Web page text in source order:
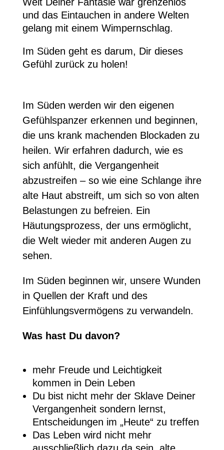
und das Eintauchen in andere Welten
gelang mit einem Wimpernschlag.
Im Süden geht es darum, Dir dieses
Gefühl zurück zu holen!
Im Süden werden wir den eigenen
Gefühlspanzer erkennen und beginnen,
die uns krank machenden Blockaden zu
heilen. Wir erfahren dadurch, wie es
sich anfühlt, die Vergangenheit
abzustreifen – so wie eine Schlange ihre
alte Haut abstreift, um sich so von alten
Belastungen zu befreien. Ein
Häutungsprozess, der uns ermöglicht,
die Welt wieder mit anderen Augen zu
sehen.
Im Süden beginnen wir, unsere Wunden
in Quellen der Kraft und des
Einfühlungsvermögens zu verwandeln.
Was hast Du davon?
mehr Freude und Leichtigkeit
kommen in Dein Leben
Du bist nicht mehr der Sklave Deiner
Vergangenheit sondern lernst,
Entscheidungen im „Heute“ zu treffen
Das Leben wird nicht mehr